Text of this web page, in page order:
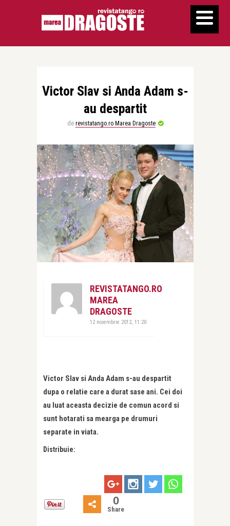
Victor Slav si Anda Adam s-
au despartit
de revistatango.ro Marea Dragoste
REVISTATANGO.RO
MAREA
DRAGOSTE
12 noiembrie 2012, 11:20
Victor Slav si Anda Adam s-au despartit
dupa o relatie care a durat sase ani. Cei doi
au luat aceasta decizie de comun acord si
sunt hotarati sa mearga pe drumuri
separate in viata.
Distribuie:
0
Share